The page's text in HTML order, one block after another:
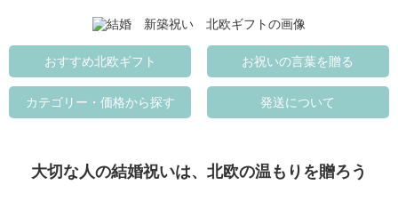
おすすめ北欧ギフト お祝いの言葉を贈る
カテゴリー・価格から探す 発送について
大切な人の結婚祝いは、北欧の温もりを贈ろう